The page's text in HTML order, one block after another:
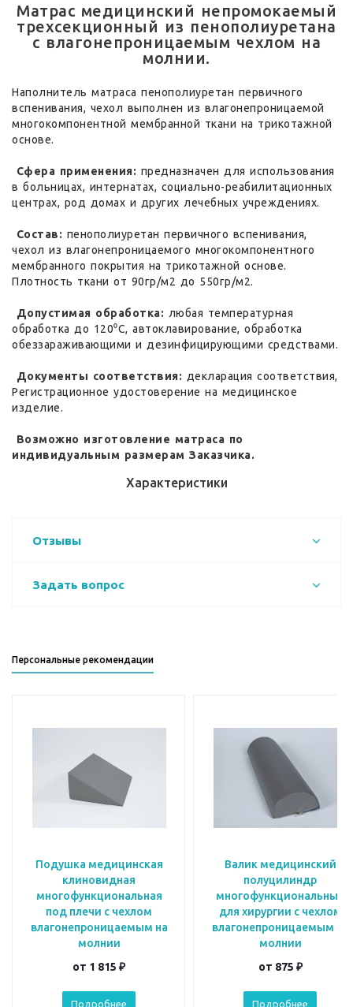
Матрас медицинский непромокаемый
трехсекционный из пенополиуретана
с влагонепроницаемым чехлом на
молнии.
Наполнитель матраса пенополиуретан первичного
вспенивания, чехол выполнен из влагонепроницаемой
многокомпонентной мембранной ткани на трикотажной
основе.
Сфера применения: предназначен для использования
в больницах, интернатах, социально-реабилитационных
центрах, род домах и других лечебных учреждениях.
Состав: пенополиуретан первичного вспенивания,
чехол из влагонепроницаемого многокомпонентного
мембранного покрытия на трикотажной основе.
Плотность ткани от 90гр/м2 до 550гр/м2.
Допустимая обработка: любая температурная
обработка до 120⁰С, автоклавирование, обработка
обеззараживающими и дезинфицирующими средствами.
Документы соответствия: декларация соответствия,
Регистрационное удостоверение на медицинское
изделие.
Возможно изготовление матраса по
индивидуальным размерам Заказчика.
Характеристики
Отзывы
Задать вопрос
Персональные рекомендации
Подушка медицинская
клиновидная
многофункциональная
под плечи с чехлом
влагонепроницаемым на
молнии
от 1 815 ₽
Подробнее
Валик медицинский
полуцилиндр
многофункциональный
для хирургии с чехлом
влагонепроницаемым на
молнии
от 875 ₽
Подробнее